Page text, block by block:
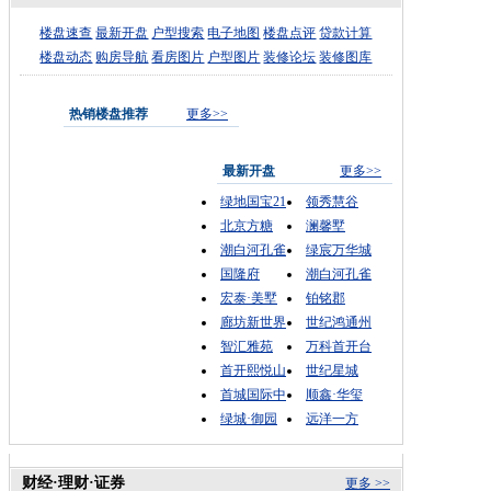
楼盘速查 最新开盘 户型搜索 电子地图 楼盘点评 贷款计算
楼盘动态 购房导航 看房图片 户型图片 装修论坛 装修图库
热销楼盘推荐 更多>>
最新开盘
更多>>
绿地国宝21
领秀慧谷
北京方糖
澜馨墅
潮白河孔雀
绿宸万华城
国隆府
潮白河孔雀
宏泰·美墅
铂铭郡
廊坊新世界
世纪鸿通州
智汇雅苑
万科首开台
首开熙悦山
世纪星城
首城国际中
顺鑫·华玺
绿城·御园
远洋一方
更多 >>
财经·理财·证券